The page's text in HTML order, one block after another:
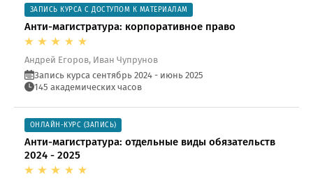
ЗАПИСЬ КУРСА С ДОСТУПОМ К МАТЕРИАЛАМ
Анти-магистратура: корпоративное право
Андрей Егоров, Иван Чупрунов
Запись курса сентябрь 2024 - июнь 2025
145 академических часов
ОНЛАЙН-КУРС (ЗАПИСЬ)
Анти-магистратура: отдельные виды обязательств
2024 - 2025